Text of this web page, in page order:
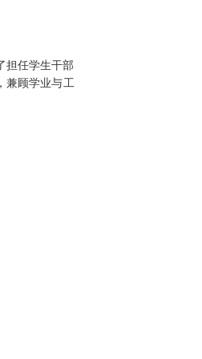
担任学生干部
兼顾学业与工